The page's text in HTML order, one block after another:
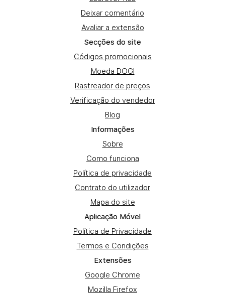
Deixar comentário
Avaliar a extensão
Secções do site
Códigos promocionais
Moeda DOGI
Rastreador de preços
Verificação do vendedor
Blog
Informações
Sobre
Como funciona
Política de privacidade
Contrato do utilizador
Mapa do site
Aplicação Móvel
Política de Privacidade
Termos e Condições
Extensões
Google Chrome
Mozilla Firefox